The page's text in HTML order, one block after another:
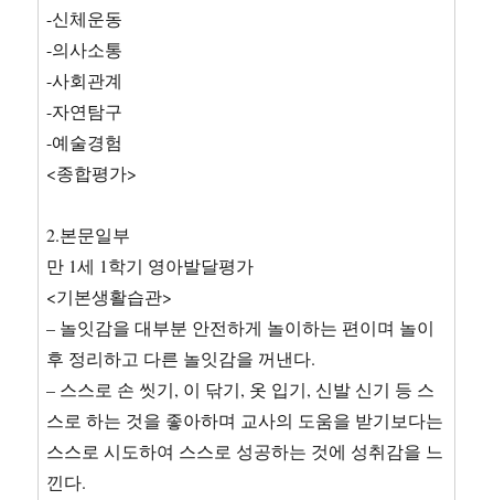
우
성
tip
포
함)
-신체운동
-의사소통
-사회관계
-자연탐구
-예술경험
<종합평가>
2.본문일부
만 1세 1학기 영아발달평가
<기본생활습관>
– 놀잇감을 대부분 안전하게 놀이하는 편이며 놀이
후 정리하고 다른 놀잇감을 꺼낸다.
– 스스로 손 씻기, 이 닦기, 옷 입기, 신발 신기 등 스
스로 하는 것을 좋아하며 교사의 도움을 받기보다는
스스로 시도하여 스스로 성공하는 것에 성취감을 느
낀다.